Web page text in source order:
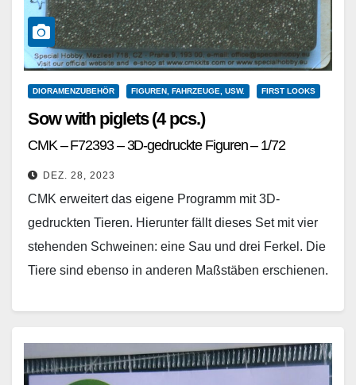
DIORAMENZUBEHÖR FIGUREN, FAHRZEUGE, USW. FIRST LOOKS
Sow with piglets (4 pcs.)
CMK – F72393 – 3D-gedruckte Figuren – 1/72
DEZ. 28, 2023
CMK erweitert das eigene Programm mit 3D-
gedruckten Tieren. Hierunter fällt dieses Set mit vier
stehenden Schweinen: eine Sau und drei Ferkel. Die
Tiere sind ebenso in anderen Maßstäben erschienen.